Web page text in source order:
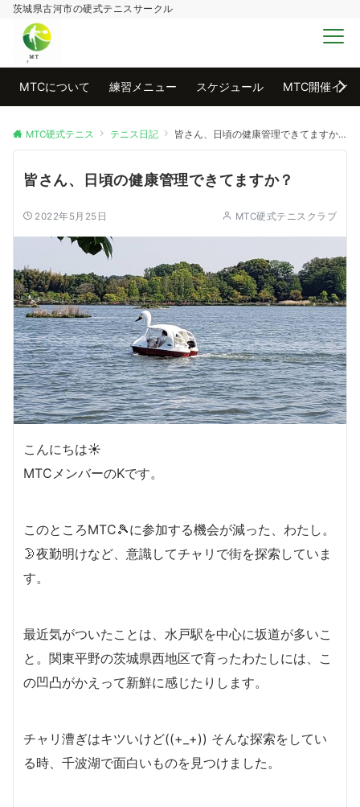
茨城県古河市の硬式テニスサークル
MTCについて 練習メニュー スケジュール MTC開催イベ
MTC硬式テニス テニス日記 皆さん、日頃の健康管理できてますか？
皆さん、日頃の健康管理できてますか？
2022年5月25日 MTC硬式テニスクラブ
こんにちは☀
MTCメンバーのKです。
このところMTC🎾に参加する機会が減った、わたし。
🌛夜勤明けなど、意識してチャリで街を探索していま
す。
最近気がついたことは、水戸駅を中心に坂道が多いこ
と。関東平野の茨城県西地区で育ったわたしには、こ
の凹凸がかえって新鮮に感じたりします。
チャリ漕ぎはキツいけど((+_+)) そんな探索をしてい
る時、千波湖で面白いものを見つけました。